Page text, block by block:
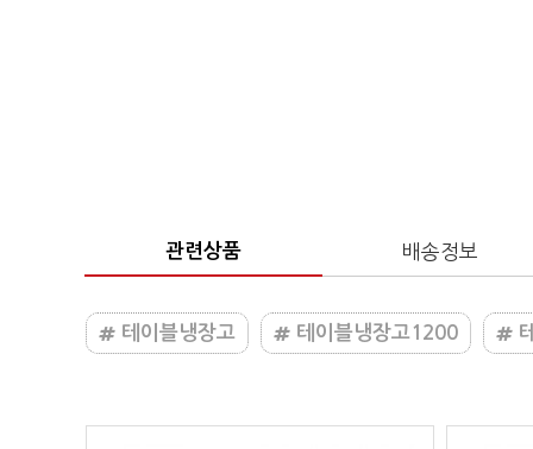
관련상품 배송정보
테이블냉장고 테이블냉장고1200